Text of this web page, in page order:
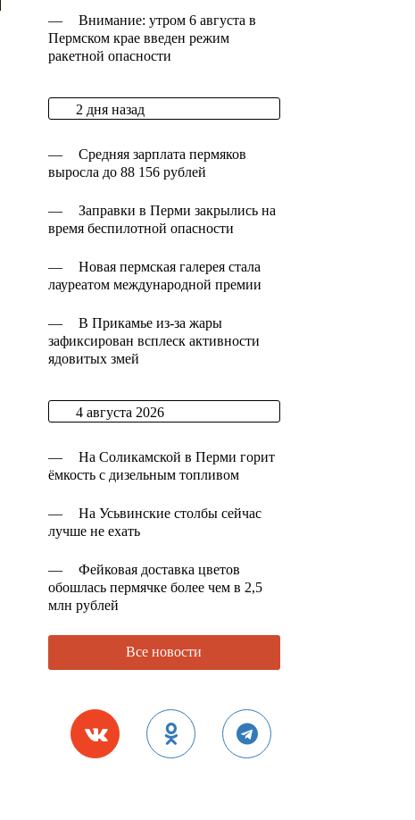
—
Внимание: утром 6 августа в
Пермском крае введен режим
ракетной опасности
2 дня назад
—
Средняя зарплата пермяков
выросла до 88 156 рублей
—
Заправки в Перми закрылись на
время беспилотной опасности
—
Новая пермская галерея стала
лауреатом международной премии
—
В Прикамье из-за жары
зафиксирован всплеск активности
ядовитых змей
4 августа 2026
—
На Соликамской в Перми горит
ёмкость с дизельным топливом
—
На Усьвинские столбы сейчас
лучше не ехать
—
Фейковая доставка цветов
обошлась пермячке более чем в 2,5
млн рублей
Все новости